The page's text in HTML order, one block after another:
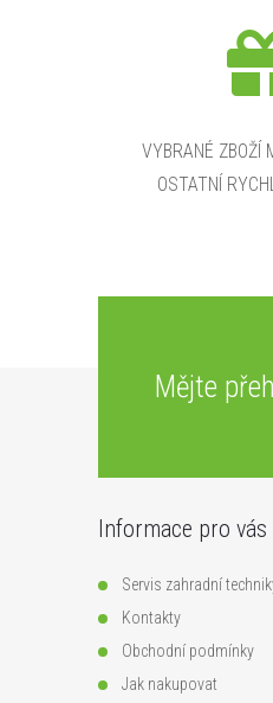
VYBRANÉ ZBOŽÍ
OSTATNÍ
Mějte
Informace pro vás
Servis zahradní
Kontakty
Obchodní podmínky
Jak nakupovat